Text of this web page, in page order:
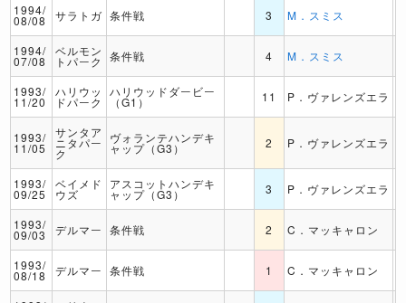
1994/
08/08 サラトガ 条件戦 3 M．スミス
1994/
07/08
ベルモン
トパーク 条件戦 4 M．スミス
1993/
11/20
ハリウッ
ドパーク
ハリウッドダービー
（G1） 11 P．ヴァレンズエラ
1993/
11/05
サンタア
ニタパー
ク
ヴォランテハンデキ
ャップ（G3） 2 P．ヴァレンズエラ
1993/
09/25
ベイメド
ウズ
アスコットハンデキ
ャップ（G3） 3 P．ヴァレンズエラ
1993/
09/03 デルマー 条件戦 2 C．マッキャロン
1993/
08/18 デルマー 条件戦 1 C．マッキャロン